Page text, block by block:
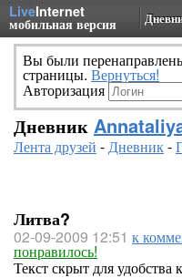
LiveInternet
мобильная версия
Вы были
страницы. Вернуться!
Авторизация
Дневник
Лента друзей -Дневник-
Литва?
02-09-2009 12:51 к
понравилось!
Текст скрыт для удобства